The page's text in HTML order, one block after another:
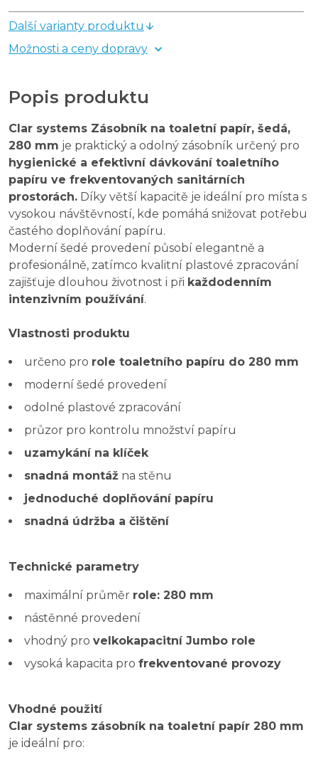
Další varianty produktu
Možnosti a ceny dopravy
Popis produktu
Clar systems Zásobník na toaletní papír, šedá,
280 mm je praktický a odolný zásobník určený pro
hygienické a efektivní dávkování toaletního
papíru ve frekventovaných sanitárních
prostorách. Díky větší kapacitě je ideální pro místa s
vysokou návštěvností, kde pomáhá snižovat potřebu
častého doplňování papíru.
Moderní šedé provedení působí elegantně a
profesionálně, zatímco kvalitní plastové zpracování
zajišťuje dlouhou životnost i při každodenním
intenzivním používání.
Vlastnosti produktu
určeno pro role toaletního papíru do 280 mm
moderní šedé provedení
odolné plastové zpracování
průzor pro kontrolu množství papíru
uzamykání na klíček
snadná montáž na stěnu
jednoduché doplňování papíru
snadná údržba a čištění
Technické parametry
maximální průměr role: 280 mm
nástěnné provedení
vhodný pro velkokapacitní Jumbo role
vysoká kapacita pro frekventované provozy
Vhodné použití
Clar systems zásobník na toaletní papír 280 mm
je ideální pro: